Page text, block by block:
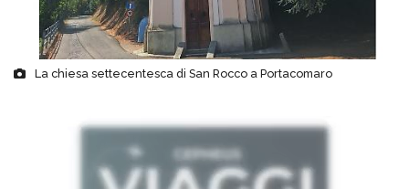
La chiesa settecentesca di San Rocco a Portacomaro